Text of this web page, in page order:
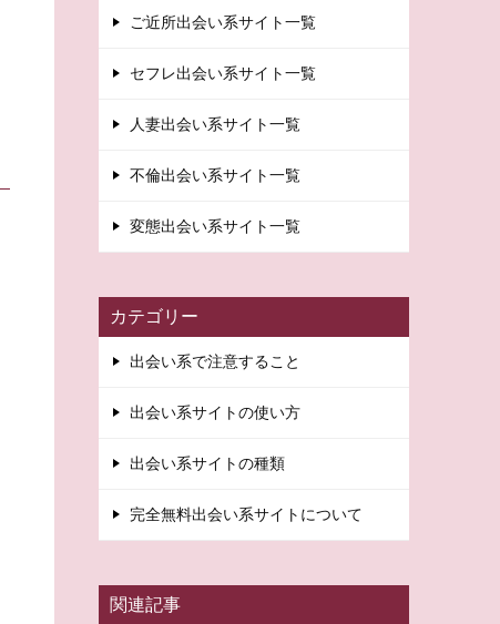
ご近所出会い系サイト一覧
セフレ出会い系サイト一覧
人妻出会い系サイト一覧
不倫出会い系サイト一覧
変態出会い系サイト一覧
カテゴリー
出会い系で注意すること
出会い系サイトの使い方
出会い系サイトの種類
完全無料出会い系サイトについて
関連記事